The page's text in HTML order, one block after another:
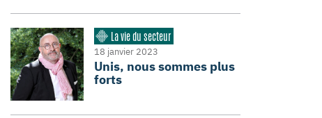
La vie du secteur
18 janvier 2023
Unis, nous sommes plus
forts